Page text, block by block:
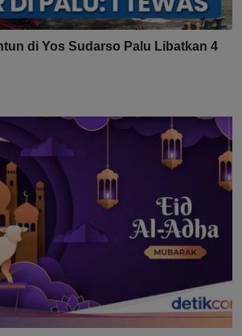
di Yos Sudarso Palu Libatkan 4